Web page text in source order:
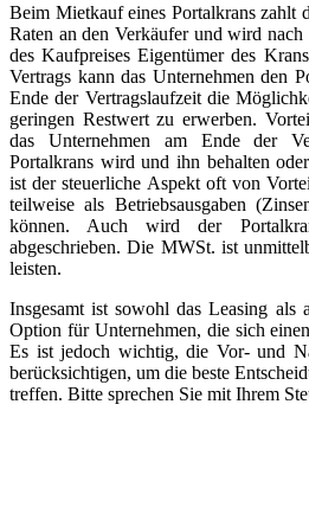
Beim Mietkauf eines Portalkrans zahlt
Raten an den Verkäufer und wird
des Kaufpreises Eigentümer des
Vertrags kann das Unternehmen den
Ende der Vertragslaufzeit die
geringen Restwert zu erwerben.
das Unternehmen am Ende der
Portalkrans wird und ihn behalten
ist der steuerliche Aspekt oft von
teilweise als Betriebsausgaben
können. Auch wird der
abgeschrieben. Die MWSt. ist
leisten.
Insgesamt ist sowohl das Leasing als
Option für Unternehmen, die sich
Es ist jedoch wichtig, die Vor- und
berücksichtigen, um die beste
treffen. Bitte sprechen Sie mit Ihrem